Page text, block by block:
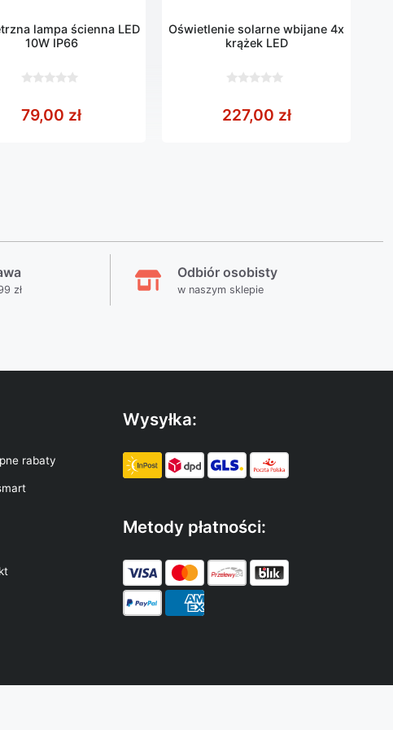
od 999,00 zł do 6399,00 zł
lampa ścienna LED
10W IP66
5
79,00 zł
Oświetlenie solarne wbijane 4x
krążek LED
5
227,00 zł
zł
Odbiór osobisty
w naszym sklepie
rabaty
Wysyłka:
Metody płatności: